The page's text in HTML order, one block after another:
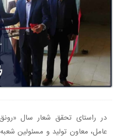
در راستای تحقق شعار سال
عامل، معاون تولید و مسئولین